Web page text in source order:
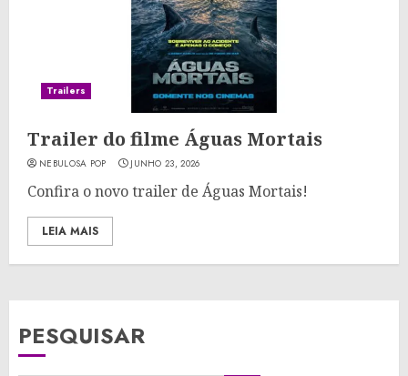
Trailers
Trailer do filme Águas Mortais
NEBULOSA POP JUNHO 23, 2026
Confira o novo trailer de Águas Mortais!
LEIA MAIS
PESQUISAR